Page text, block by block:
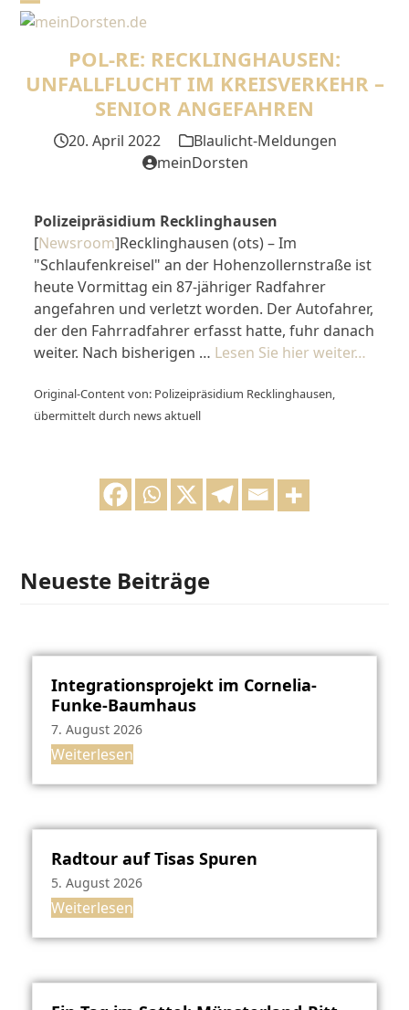
SkipOpen
mobile
menu
Close
mobile
menu
POL-RE: RECKLINGHAUSEN:
UNFALLFLUCHT IM KREISVERKEHR –
SENIOR ANGEFAHREN
20. April 2022
Blaulicht-Meldungen
meinDorsten
Polizeipräsidium Recklinghausen
[Newsroom]Recklinghausen (ots) – Im
"Schlaufenkreisel" an der Hohenzollernstraße ist
heute Vormittag ein 87-jähriger Radfahrer
angefahren und verletzt worden. Der Autofahrer,
der den Fahrradfahrer erfasst hatte, fuhr danach
weiter. Nach bisherigen … Lesen Sie hier weiter…
Original-Content von: Polizeipräsidium Recklinghausen,
übermittelt durch news aktuell
Neueste Beiträge
Integrationsprojekt im Cornelia-
Funke-Baumhaus
7. August 2026
Weiterlesen
Radtour auf Tisas Spuren
5. August 2026
Weiterlesen